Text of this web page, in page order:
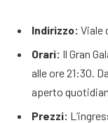
Indirizzo: Viale
Orari: Il Gran
alle ore 21:30.
aperto
Prezzi: